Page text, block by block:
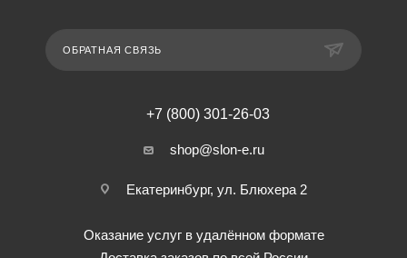
ОБРАТНАЯ СВЯЗЬ
+7 (800) 301-26-03
shop@slon-e.ru
Екатеринбург, ул. Блюхера 2
Оказание услуг в удалённом формате